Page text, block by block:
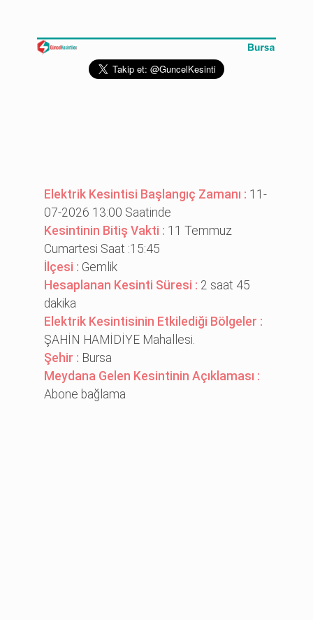
Elektrik Kesintisi Başlangıç Zamanı : 11-
07-2026 13:00 Saatinde
Kesintinin Bitiş Vakti : 11 Temmuz
Cumartesi Saat :15:45
İlçesi : Gemlik
Hesaplanan Kesinti Süresi : 2 saat 45
dakika
Elektrik Kesintisinin Etkilediği Bölgeler :
ŞAHİN HAMİDİYE Mahallesi.
Şehir : Bursa
Meydana Gelen Kesintinin Açıklaması :
Abone bağlama